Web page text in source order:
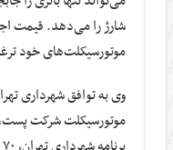
شارژ را می‌دهد. قیمت
موتورسیکلت‌های خود
موتورسیکلت شرکت